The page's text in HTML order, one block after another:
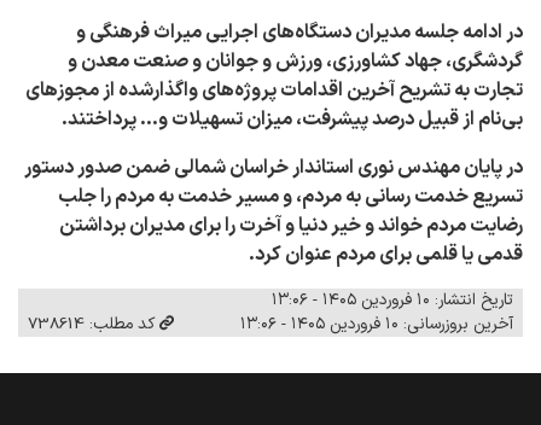
در ادامه جلسه مدیران دستگاه‌های اجرایی میراث فرهنگی و
گردشگری، جهاد کشاورزی، ورزش و جوانان و صنعت معدن و
تجارت به تشریح آخرین اقدامات پروژه‌های واگذارشده از مجوزهای
بی‌نام از قبیل درصد پیشرفت، میزان تسهیلات و... پرداختند.
در پایان مهندس نوری استاندار خراسان شمالی ضمن صدور دستور
تسریع خدمت رسانی به مردم، و مسیر خدمت به مردم را جلب
رضایت مردم خواند و خیر دنیا و آخرت را برای مدیران برداشتن
قدمی یا قلمی برای مردم عنوان کرد.
تاریخ انتشار: ۱۰ فروردین ۱۴۰۵ - ۱۳:۰۶
آخرین بروزرسانی: ۱۰ فروردین ۱۴۰۵ - ۱۳:۰۶
کد مطلب: 738614